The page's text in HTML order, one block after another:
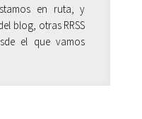
en ruta, y
blog, otras RRSS
el que vamos